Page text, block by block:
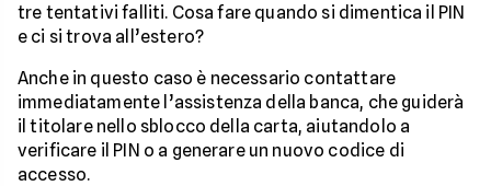
tre tentativi falliti. Cosa fare quando si dimentica il PIN
e ci si trova all’estero?
Anche in questo caso è necessario contattare
immediatamente l’assistenza della banca, che guiderà
il titolare nello sblocco della carta, aiutandolo a
verificare il PIN o a generare un nuovo codice di
accesso.